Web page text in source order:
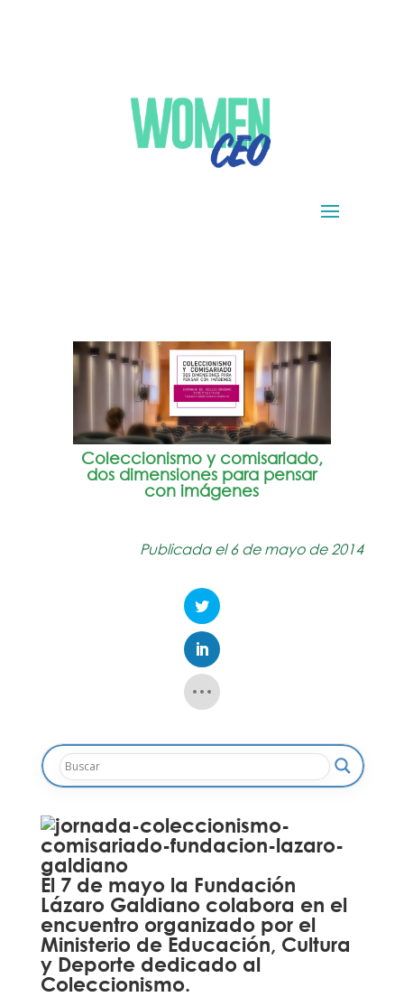
Coleccionismo y comisariado,
dos dimensiones para pensar
con imágenes
Publicada el 6 de mayo de 2014
El 7 de mayo la Fundación
Lázaro Galdiano colabora en el
encuentro organizado por el
Ministerio de Educación, Cultura
y Deporte dedicado al
Coleccionismo.